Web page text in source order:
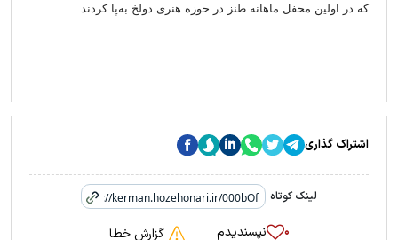
که در اولین محفل ماهانه طنز در حوزه هنری دولخ‌ به‌پا کردند.
اشتراک گذاری
لینک کوتاه
۰ نپسندیدم گزارش خطا